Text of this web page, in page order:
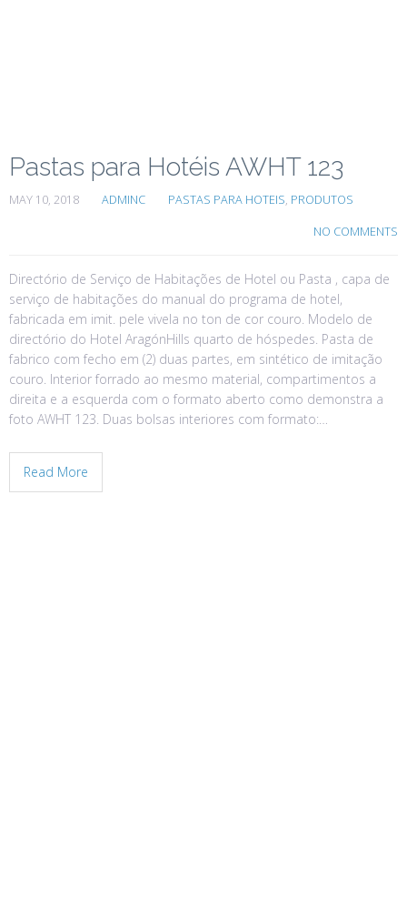
Pastas para Hotéis AWHT 123
MAY 10, 2018 ADMINC PASTAS PARA HOTEIS, PRODUTOS
NO COMMENTS
Directório de Serviço de Habitações de Hotel ou Pasta , capa de
serviço de habitações do manual do programa de hotel,
fabricada em imit. pele vivela no ton de cor couro. Modelo de
directório do Hotel AragónHills quarto de hóspedes. Pasta de
fabrico com fecho em (2) duas partes, em sintético de imitação
couro. Interior forrado ao mesmo material, compartimentos a
direita e a esquerda com o formato aberto como demonstra a
foto AWHT 123. Duas bolsas interiores com formato:…
Read More